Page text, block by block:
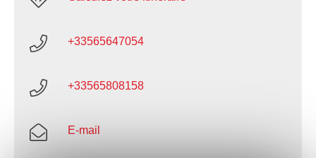
+33565647054
+33565808158
E-mail